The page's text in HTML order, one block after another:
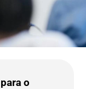
o